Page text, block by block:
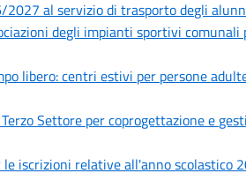
al servizio di trasporto degli
degli impianti sportivi
libero: centri estivi per persone
Settore per coprogettazione e
iscrizioni relative all'anno scolastico